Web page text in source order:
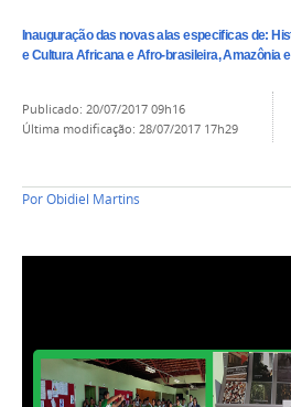
Inauguração das novas alas especificas de:
e Cultura Africana e Afro-brasileira, Amazônia
publicado: 20/07/2017 09h16
última modificação: 28/07/2017 17h29
PorObidiel Martins